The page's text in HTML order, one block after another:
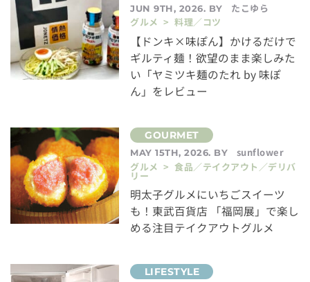
JUN 9TH, 2026. BY
たこゆら
グルメ > 料理／コツ
【ドンキ×味ぽん】かけるだけで
ギルティ麺！欲望のまま楽しみた
い「ヤミツキ麺のたれ by 味ぽ
ん」をレビュー
MAY 15TH, 2026. BY
sunflower
グルメ > 食品／テイクアウト／デリバ
リー
明太子グルメにいちごスイーツ
も！東武百貨店 「福岡展」で楽し
める注目テイクアウトグルメ